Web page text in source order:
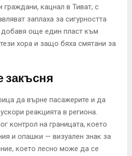
кацнал в Тиват, с
заплаха за сигурността
още един пласт към
хора и защо бяха смятани за
закъсня
да върне пасажерите и да
реакцията в региона.
контрол на границата, което
и опашки — визуален знак за
което лесно може да се